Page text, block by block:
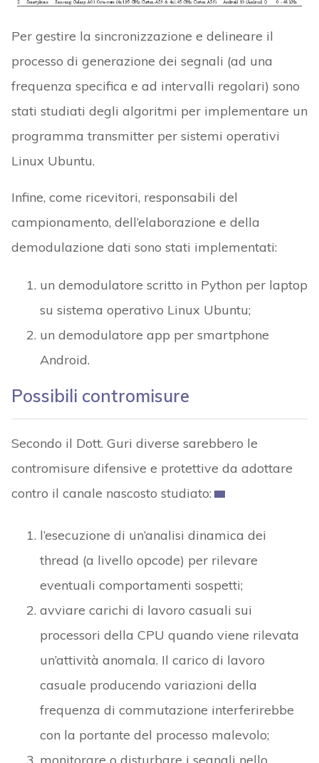
Per gestire la sincronizzazione e delineare il
processo di generazione dei segnali (ad una
frequenza specifica e ad intervalli regolari) sono
stati studiati degli algoritmi per implementare un
programma transmitter per sistemi operativi
Linux Ubuntu.
Infine, come ricevitori, responsabili del
campionamento, dell’elaborazione e della
demodulazione dati sono stati implementati:
un demodulatore scritto in Python per laptop
su sistema operativo Linux Ubuntu;
un demodulatore app per smartphone
Android.
Possibili contromisure
Secondo il Dott. Guri diverse sarebbero le
contromisure difensive e protettive da adottare
contro il canale nascosto studiato:
l’esecuzione di un’analisi dinamica dei
thread (a livello opcode) per rilevare
eventuali comportamenti sospetti;
avviare carichi di lavoro casuali sui
processori della CPU quando viene rilevata
un’attività anomala. Il carico di lavoro
casuale producendo variazioni della
frequenza di commutazione interferirebbe
con la portante del processo malevolo;